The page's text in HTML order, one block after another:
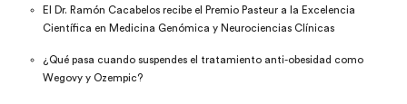
El Dr. Ramón Cacabelos recibe el Premio Pasteur a la Excelencia
Científica en Medicina Genómica y Neurociencias Clínicas
¿Qué pasa cuando suspendes el tratamiento anti-obesidad como
Wegovy y Ozempic?